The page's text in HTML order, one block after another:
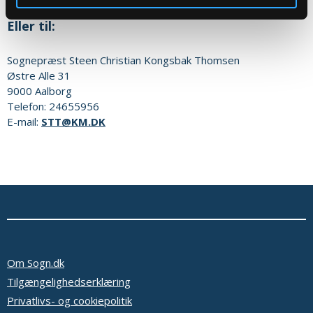
Eller til:
Sognepræst Steen Christian Kongsbak Thomsen
Østre Alle 31
9000 Aalborg
Telefon: 24655956
E-mail: STT@KM.DK
Om Sogn.dk
Tilgængelighedserklæring
Privatlivs- og cookiepolitik